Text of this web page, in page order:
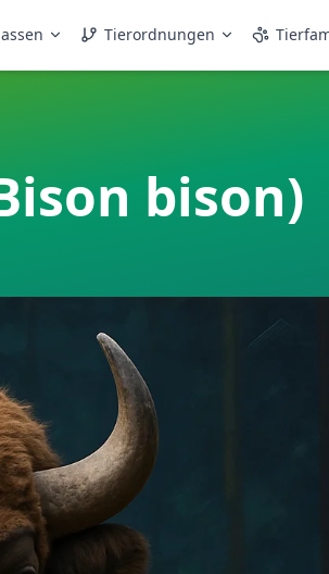
Tierordnungen
bison)